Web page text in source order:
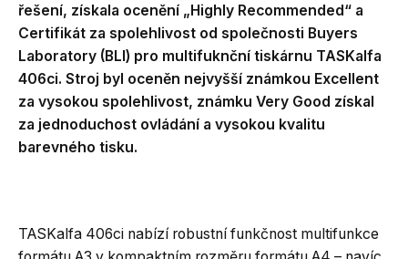
řešení, získala ocenění „Highly Recommended“ a
Certifikát za spolehlivost od společnosti Buyers
Laboratory (BLI) pro multifuknční tiskárnu TASKalfa
406ci. Stroj byl oceněn nejvyšší známkou Excellent
za vysokou spolehlivost, známku Very Good získal
za jednoduchost ovládání a vysokou kvalitu
barevného tisku.
TASKalfa 406ci nabízí robustní funkčnost multifunkce